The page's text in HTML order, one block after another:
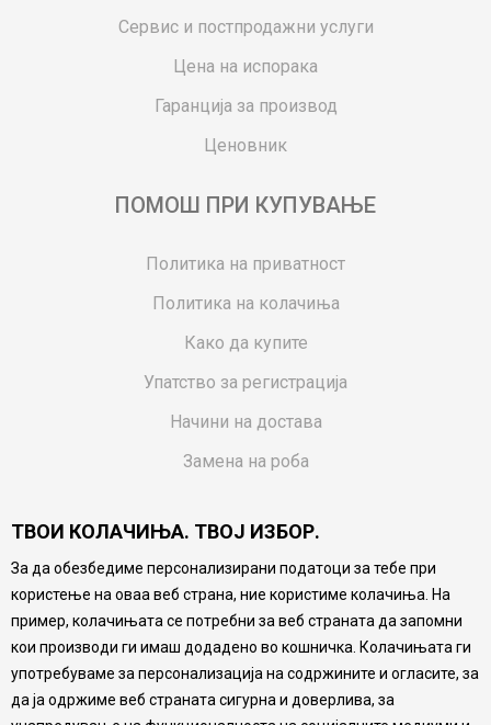
Сервис и постпродажни услуги
Цена на испорака
Гаранција за производ
Ценовник
ПОМОШ ПРИ КУПУВАЊЕ
Политика на приватност
Политика на колачиња
Како да купите
Упатство за регистрација
Начини на достава
Замена на роба
Ваучери
Product Finder
FAQs
Настојуваме да бидеме што попрецизни во описот на
производите, прикажување на слики и цени, но не
можеме да гарантираме дека сите информации се
ТВОИ КОЛАЧИЊА. ТВОЈ ИЗБОР.
За да обезбедиме персонализирани податоци за тебе при
користење на оваа веб страна, ние користиме колачиња. На
пример, колачињата се потребни за веб страната да запомни
кои производи ги имаш додадено во кошничка. Колачињата ги
употребуваме за персонализација на содржините и огласите, за
да ја одржиме веб страната сигурна и доверлива, за